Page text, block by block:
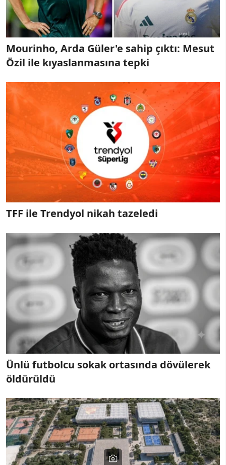
Mourinho, Arda Güler'e sahip çıktı: Mesut
Özil ile kıyaslanmasına tepki
TFF ile Trendyol nikah tazeledi
Ünlü futbolcu sokak ortasında dövülerek
öldürüldü